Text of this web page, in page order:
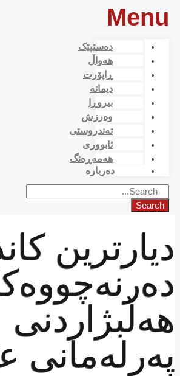
Menu
دەستپێک
هەواڵ
ڕاپۆرت
دیمانە
بیروڕا
وەرزش
تەندروستی
ئابووری
هەمەڕەنگ
دەربارە
Search
دیارترین
هەڵبژاردنی
پەرلەمانی